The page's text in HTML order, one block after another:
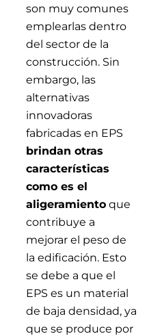
son muy comunes
emplearlas dentro
del sector de la
construcción. Sin
embargo, las
alternativas
innovadoras
fabricadas en EPS
brindan otras
características
como es el
aligeramientoque
contribuye a
mejorar el peso de
la edificación. Esto
se debe a que el
EPS es un material
de baja densidad, ya
que se produce por